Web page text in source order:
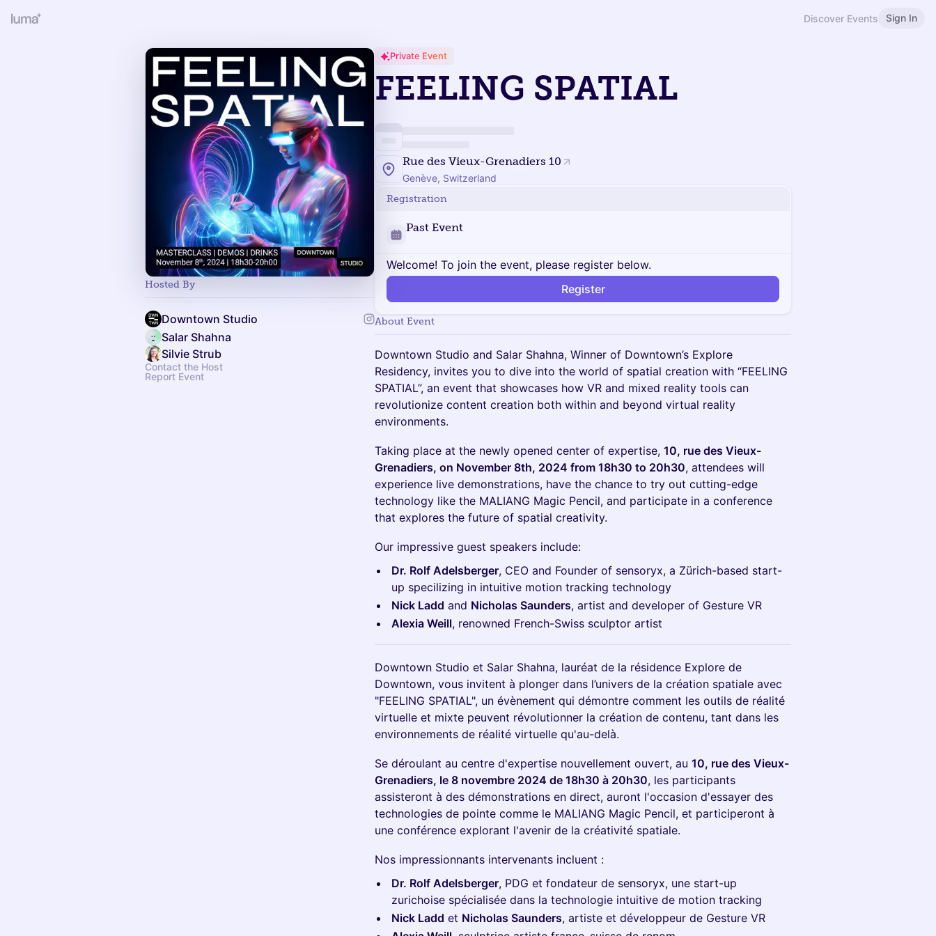
Discover Events Sign In
Hosted By
Downtown Studio
Salar Shahna
Silvie Strub
Contact the Host
Report Event
Private Event
FEELING SPATIAL
Rue des Vieux-Grenadiers 10
Genève, Switzerland
Registration
Past Event
Welcome! To join the event, please register below.
Register
About Event
Downtown Studio and Salar Shahna, Winner of Downtown’s Explore
Residency, invites you to dive into the world of spatial creation with “FEELING
SPATIAL”, an event that showcases how VR and mixed reality tools can
revolutionize content creation both within and beyond virtual reality
environments.
Taking place at the newly opened center of expertise, 10, rue des Vieux-
Grenadiers, on November 8th, 2024 from 18h30 to 20h30, attendees will
experience live demonstrations, have the chance to try out cutting-edge
technology like the MALIANG Magic Pencil, and participate in a conference
that explores the future of spatial creativity.
Our impressive guest speakers include:
Dr. Rolf Adelsberger, CEO and Founder of sensoryx, a Zürich-based start-
up specilizing in intuitive motion tracking technology
Nick Ladd and Nicholas Saunders, artist and developer of Gesture VR
Alexia Weill, renowned French-Swiss sculptor artist
Downtown Studio et Salar Shahna, lauréat de la résidence Explore de
Downtown, vous invitent à plonger dans l’univers de la création spatiale avec
"FEELING SPATIAL", un évènement qui démontre comment les outils de réalité
virtuelle et mixte peuvent révolutionner la création de contenu, tant dans les
environnements de réalité virtuelle qu'au-delà.
Se déroulant au centre d'expertise nouvellement ouvert, au 10, rue des Vieux-
Grenadiers, le 8 novembre 2024 de 18h30 à 20h30, les participants
assisteront à des démonstrations en direct, auront l'occasion d'essayer des
technologies de pointe comme le MALIANG Magic Pencil, et participeront à
une conférence explorant l'avenir de la créativité spatiale.
Nos impressionnants intervenants incluent :
Dr. Rolf Adelsberger, PDG et fondateur de sensoryx, une start-up
zurichoise spécialisée dans la technologie intuitive de motion tracking
Nick Ladd et Nicholas Saunders, artiste et développeur de Gesture VR